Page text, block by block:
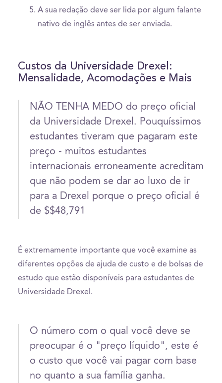
A sua redação deve ser lida por algum falante
nativo de inglês antes de ser enviada.
Custos da Universidade Drexel:
Mensalidade, Acomodações e Mais
NÃO TENHA MEDO do preço oficial
da Universidade Drexel. Pouquíssimos
estudantes tiveram que pagaram este
preço - muitos estudantes
internacionais erroneamente acreditam
que não podem se dar ao luxo de ir
para a Drexel porque o preço oficial é
de $$48,791
É extremamente importante que você examine as
diferentes opções de ajuda de custo e de bolsas de
estudo que estão disponíveis para estudantes de
Universidade Drexel.
O número com o qual você deve se
preocupar é o "preço líquido", este é
o custo que você vai pagar com base
no quanto a sua família ganha.